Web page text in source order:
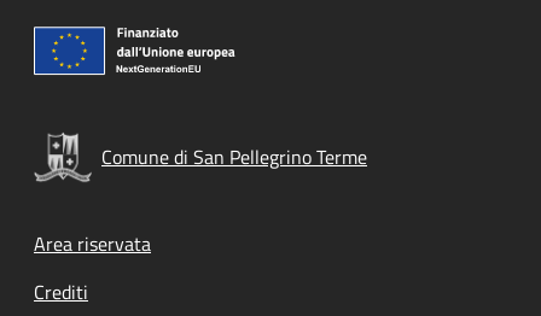
Comune di San Pellegrino Terme
Footer menu
Area riservata
Crediti